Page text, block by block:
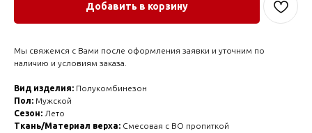
Добавить в корзину
Мы свяжемся с Вами после оформления заявки и уточним по
наличию и условиям заказа.
Вид изделия: Полукомбинезон
Пол: Мужской
Сезон: Лето
Ткань/Материал верха: Смесовая с ВО пропиткой